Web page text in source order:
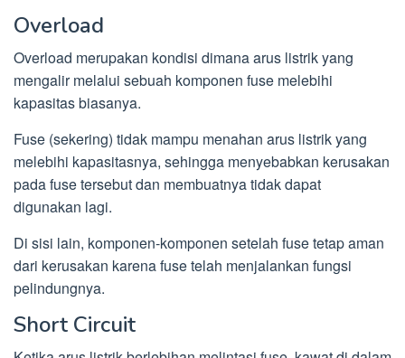
Overload
Overload merupakan kondisi dimana arus listrik yang
mengalir melalui sebuah komponen fuse melebihi
kapasitas biasanya.
Fuse (sekering) tidak mampu menahan arus listrik yang
melebihi kapasitasnya, sehingga menyebabkan kerusakan
pada fuse tersebut dan membuatnya tidak dapat
digunakan lagi.
Di sisi lain, komponen-komponen setelah fuse tetap aman
dari kerusakan karena fuse telah menjalankan fungsi
pelindungnya.
Short Circuit